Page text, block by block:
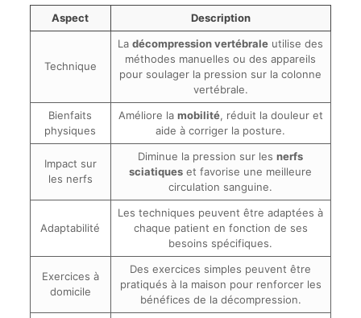
Aspect Description
Technique
Ladécompression vertébrale utilise des
méthodes manuelles ou des appareils
pour soulager la pression sur la colonne
vertébrale.
Bienfaits
physiques
Améliore la mobilité, réduit la douleur et
aide à corriger la posture.
Impact sur
les nerfs
Diminue la pression sur lesnerfs
sciatiques et favorise une meilleure
circulation sanguine.
Adaptabilité
Les techniques peuvent être adaptées à
chaque patient en fonction de ses
besoins spécifiques.
Exercices à
domicile
Des exercices simples peuvent être
pratiqués à la maison pour renforcer les
bénéfices de la décompression.